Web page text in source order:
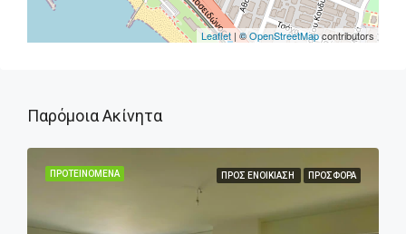
Leaflet | ©OpenStreetMapcontributors
Παρόμοια Ακίνητα
ΠΡΟΤΕΙΝΌΜΕΝΑ ΠΡΟΣ ΕΝΟΙΚΊΑΣΗ ΠΡΟΣΦΟΡΆ